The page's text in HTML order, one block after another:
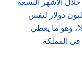
من عام 2023، مقارنة بنحو 729 مليون دولار لنفس
من عام 2022، وبنسبة نمو تبلغ 41%، وهو ما يعطي
المملكة.